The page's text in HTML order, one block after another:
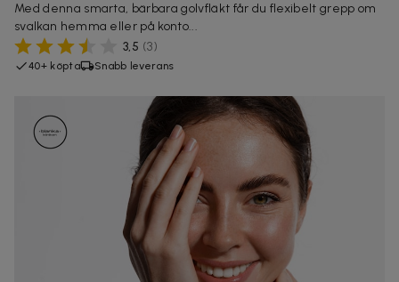
Med denna smarta, bärbara golvfläkt får du flexibelt grepp om
svalkan hemma eller på konto...
3,5 (3)
40+ köpta Snabb leverans